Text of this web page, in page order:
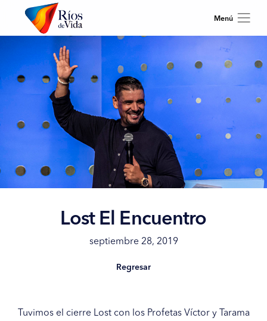
Lost El Encuentro
septiembre 28, 2019
Regresar
Tuvimos el cierre Lost con los Profetas Víctor y Tarama